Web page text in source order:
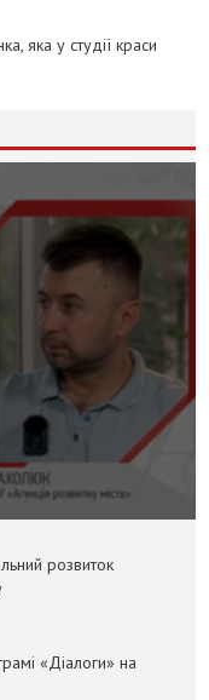
яка у студії краси
розвиток
«Діалоги» на